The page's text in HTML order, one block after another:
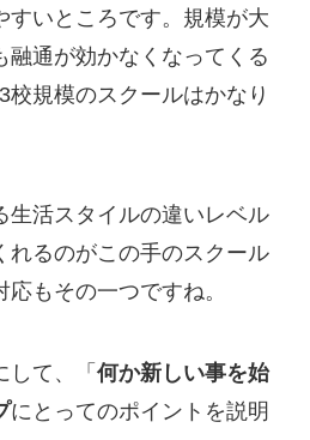
すいところです。規模が大
融通が効かなくなってくる
規模のスクールはかなり
生活スタイルの違いレベル
れるのがこの手のスクール
もその一つですね。
て、「 何か新しい事を始
にとってのポイントを説明